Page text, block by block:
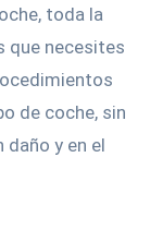
toda la
que necesites
de coche, sin
daño y en el